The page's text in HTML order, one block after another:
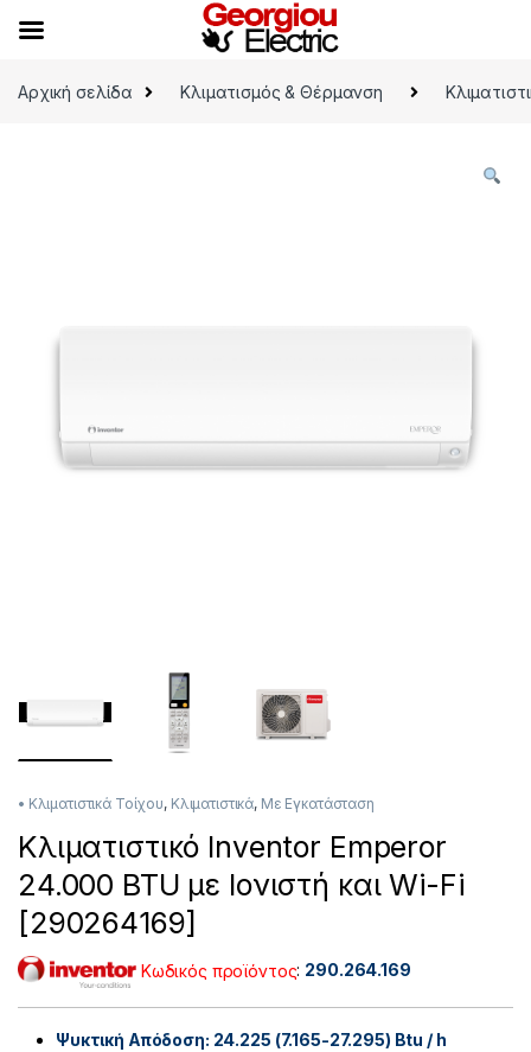
Αρχική σελίδα
Κλιματισμός & Θέρμανση
• Κλιματιστικά Τοίχου, Κλιματιστικά, Με Εγκατάσταση
Κλιματιστικό Inventor Emperor
24.000 BTU με Ιονιστή και Wi-Fi
[290264169]
Κωδικός προϊόντος: 290.264.169
Ψυκτική Απόδοση: 24.225 (7.165-27.295) Btu / h